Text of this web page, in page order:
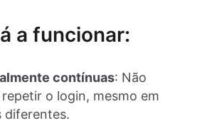
a funcionar:
contínuas: Não
o login, mesmo em
diferentes.